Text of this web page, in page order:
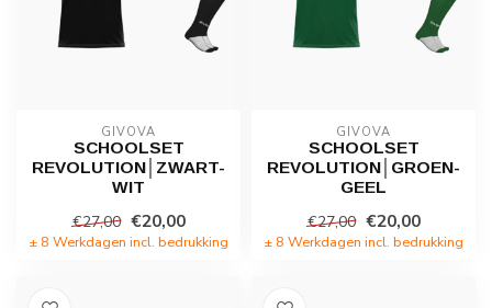
GIVOVA
SCHOOLSET
REVOLUTION│ZWART-
WIT
€27,00 €20,00
± 8 Werkdagen incl. bedrukking
GIVOVA
SCHOOLSET
REVOLUTION│GROEN-
GEEL
€27,00 €20,00
± 8 Werkdagen incl. bedrukking